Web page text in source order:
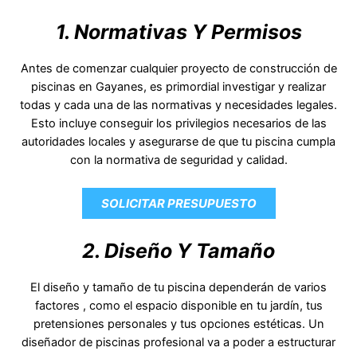
1. Normativas Y Permisos
Antes de comenzar cualquier proyecto de construcción de
piscinas en Gayanes, es primordial investigar y realizar
todas y cada una de las normativas y necesidades legales.
Esto incluye conseguir los privilegios necesarios de las
autoridades locales y asegurarse de que tu piscina cumpla
con la normativa de seguridad y calidad.
SOLICITAR PRESUPUESTO
2. Diseño Y Tamaño
El diseño y tamaño de tu piscina dependerán de varios
factores , como el espacio disponible en tu jardín, tus
pretensiones personales y tus opciones estéticas. Un
diseñador de piscinas profesional va a poder a estructurar